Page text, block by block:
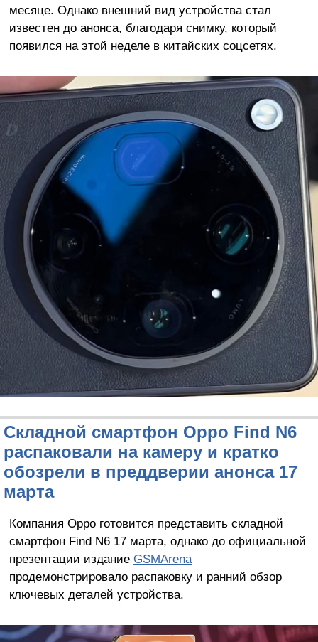
месяце. Однако внешний вид устройства стал
известен до анонса, благодаря снимку, который
появился на этой неделе в китайских соцсетях.
Складной смартфон Oppo Find N6
распаковали на камеру и кратко
обозрели в преддверии анонса 17
марта
Компания Oppo готовится представить складной
смартфон Find N6 17 марта, однако до официальной
презентации издание GSMArena
продемонстрировало распаковку и ранний обзор
ключевых деталей устройства.